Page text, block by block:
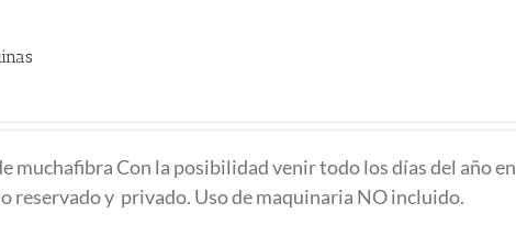
muchafibra Con la posibilidad venir todo los días del año en
reservado y privado. Uso de maquinaria NO incluido.